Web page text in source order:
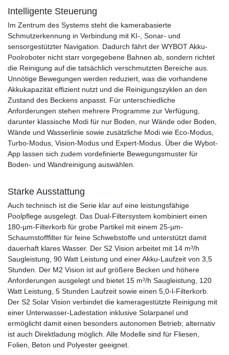
Intelligente Steuerung
Im Zentrum des Systems steht die kamerabasierte
Schmutzerkennung in Verbindung mit KI-, Sonar- und
sensorgestützter Navigation. Dadurch fährt der WYBOT Akku-
Poolroboter nicht starr vorgegebene Bahnen ab, sondern richtet
die Reinigung auf die tatsächlich verschmutzten Bereiche aus.
Unnötige Bewegungen werden reduziert, was die vorhandene
Akkukapazität effizient nutzt und die Reinigungszyklen an den
Zustand des Beckens anpasst. Für unterschiedliche
Anforderungen stehen mehrere Programme zur Verfügung,
darunter klassische Modi für nur Boden, nur Wände oder Boden,
Wände und Wasserlinie sowie zusätzliche Modi wie Eco-Modus,
Turbo-Modus, Vision-Modus und Expert-Modus. Über die Wybot-
App lassen sich zudem vordefinierte Bewegungsmuster für
Boden- und Wandreinigung auswählen.
Starke Ausstattung
Auch technisch ist die Serie klar auf eine leistungsfähige
Poolpflege ausgelegt. Das Dual-Filtersystem kombiniert einen
180-µm-Filterkorb für grobe Partikel mit einem 25-µm-
Schaumstofffilter für feine Schwebstoffe und unterstützt damit
dauerhaft klares Wasser. Der S2 Vision arbeitet mit 14 m³/h
Saugleistung, 90 Watt Leistung und einer Akku-Laufzeit von 3,5
Stunden. Der M2 Vision ist auf größere Becken und höhere
Anforderungen ausgelegt und bietet 15 m³/h Saugleistung, 120
Watt Leistung, 5 Stunden Laufzeit sowie einen 5,0-l-Filterkorb.
Der S2 Solar Vision verbindet die kameragestützte Reinigung mit
einer Unterwasser-Ladestation inklusive Solarpanel und
ermöglicht damit einen besonders autonomen Betrieb; alternativ
ist auch Direktladung möglich. Alle Modelle sind für Fliesen,
Folien, Beton und Polyester geeignet.